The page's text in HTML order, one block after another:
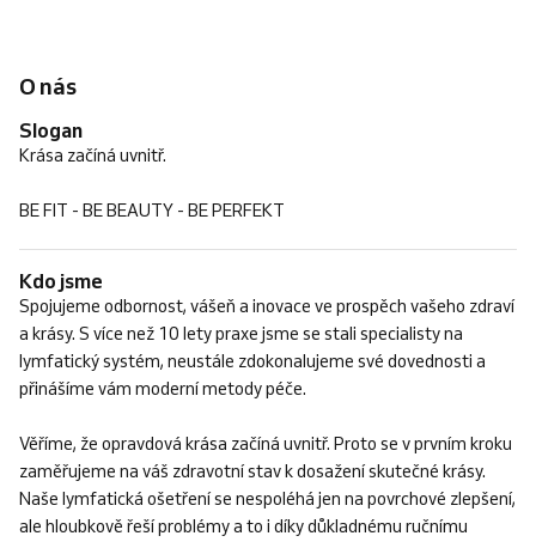
O nás
Slogan
Krása začíná uvnitř.
BE FIT - BE BEAUTY - BE PERFEKT
Kdo jsme
Spojujeme odbornost, vášeň a inovace ve prospěch vašeho zdraví
a krásy. S více než 10 lety praxe jsme se stali specialisty na
lymfatický systém, neustále zdokonalujeme své dovednosti a
přinášíme vám moderní metody péče.
Věříme, že opravdová krása začíná uvnitř. Proto se v prvním kroku
zaměřujeme na váš zdravotní stav k dosažení skutečné krásy.
Naše lymfatická ošetření se nespoléhá jen na povrchové zlepšení,
ale hloubkově řeší problémy a to i díky důkladnému ručnímu